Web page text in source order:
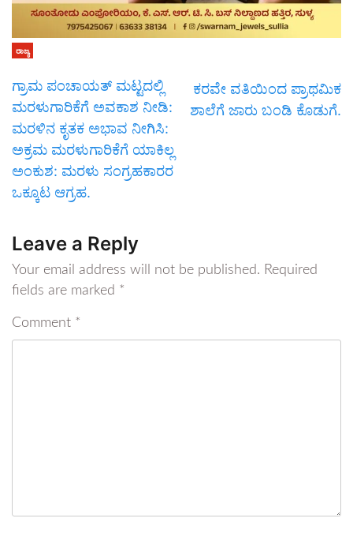
ರಾಜ್ಯ
ಗ್ರಾಮ ಪಂಚಾಯತ್ ಮಟ್ಟದಲ್ಲಿ
ಮರಳುಗಾರಿಕೆಗೆ ಅವಕಾಶ ನೀಡಿ:
ಮರಳಿನ ಕೃತಕ ಅಭಾವ ನೀಗಿಸಿ:
ಅಕ್ರಮ ಮರಳುಗಾರಿಕೆಗೆ ಯಾಕಿಲ್ಲ
ಅಂಕುಶ: ಮರಳು ಸಂಗ್ರಹಕಾರರ
ಒಕ್ಕೂಟ ಆಗ್ರಹ.
ಕರವೇ ವತಿಯಿಂದ ಪ್ರಾಥಮಿಕ
ಶಾಲೆಗೆ ಜಾರು ಬಂಡಿ ಕೊಡುಗೆ.
Leave a Reply
Your email address will not be published. Required
fields are marked *
Comment *